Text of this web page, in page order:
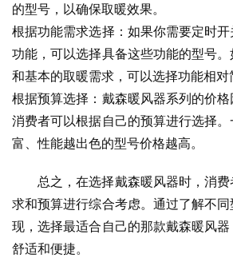
的型号，以确保取暖效果。
根据功能需求选择：如果你需要定时
功能，可以选择具备这些功能的型号
和基本的取暖需求，可以选择功能相对
根据预算选择：戴森暖风器系列的价格
消费者可以根据自己的预算进行选择
富、性能越出色的型号价格越高。
总之，在选择戴森暖风器时，消
求和预算进行综合考虑。通过了解不
现，选择最适合自己的那款戴森暖风
舒适和便捷。